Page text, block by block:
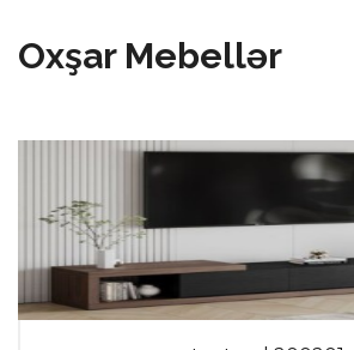
Oxşar Mebellər